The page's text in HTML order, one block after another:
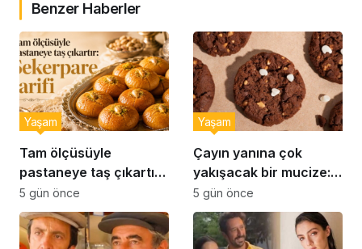
Benzer Haberler
Tam ölçüsüyle
pastaneye taş çıkartır:
Şekerpare tarifi
Yaşam
5 gün önce
Çayın yanına çok
yakışacak bir mucize:
Brownie tadında ıslak
kurabiye tarifi…
Yaşam
5 gün önce